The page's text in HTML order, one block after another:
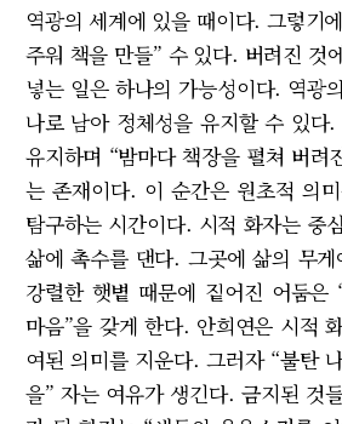
역광의 세계에 있을 때이다. 그렇기
주워 책을 만들” 수 있다. 버려진 것
넣는 일은 하나의 가능성이다. 역광
나로 남아 정체성을 유지할 수 있다
유지하며 “밤마다 책장을 펼쳐 버려
는 존재이다. 이 순간은 원초적 의
탐구하는 시간이다. 시적 화자는 중
삶에 촉수를 댄다. 그곳에 삶의 무
강렬한 햇볕 때문에 짙어진 어둠은
마음”을 갖게 한다. 안희연은 시적
여된 의미를 지운다. 그러자 “불탄
을” 자는 여유가 생긴다. 금지된 것